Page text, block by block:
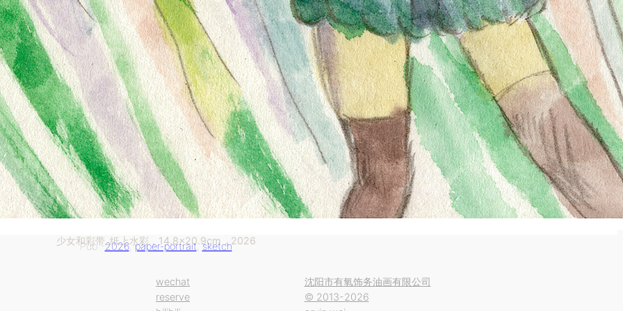
少女和彩带_纸上水彩，14.8×20.9cm，2026
Pub.-2026, paper-portrait, sketch
wechat
reserve
沈阳市有氧饰务油画有限公司
© 2013-2026